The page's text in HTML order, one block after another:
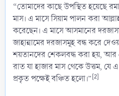
“তোমাদের কাছে উপস্থিত হয়েছে
মাস। এ মাসে সিয়াম পালন করা
করেছেন। এ মাসে আসমানের
জাহান্নামের দরজাসমূহ বন্ধ করে
শয়তানদের শেকলবদ্ধ করা হয়, আর
রাত যা হাজার মাস থেকে উত্তম,
প্রকৃত পক্ষেই বঞ্চিত হলো।”[2]